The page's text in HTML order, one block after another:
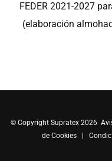
FEDER 2021-2027
(elaboración
© Copyright Supratex 2026
de Cookies|